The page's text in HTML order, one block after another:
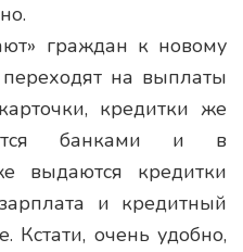
граждан к новому
на выплаты
кредитки же
банками и в
выдаются кредитки
и кредитный
Кстати, очень удобно,